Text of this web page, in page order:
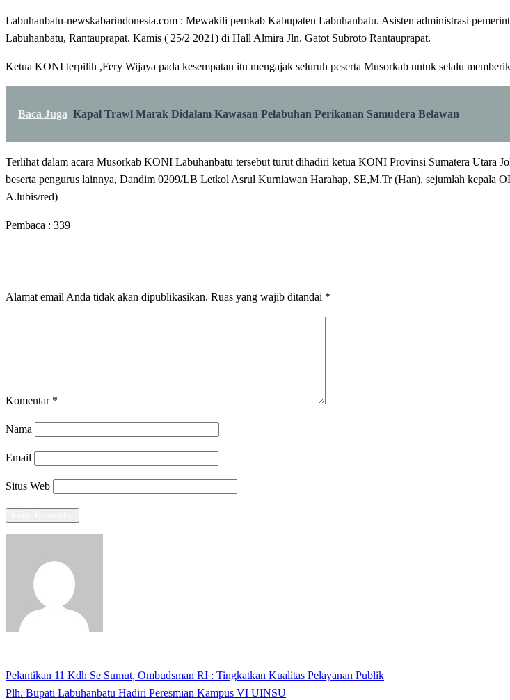
Labuhanbatu-newskabarindonesia.com : Mewakili pemkab Kabupaten Labuhanbatu. Asisten administrasi
Labuhanbatu, Rantauprapat. Kamis ( 25/2 2021) di Hall Almira Jln. Gatot Subroto Rantauprapat.
Ketua KONI terpilih ,Fery Wijaya pada kesempatan itu mengajak seluruh peserta Musorkab untuk selalu
Baca Juga Kapal Trawl Marak Didalam Kawasan Pelabuhan Perikanan Samudera Belawan
Terlihat dalam acara Musorkab KONI Labuhanbatu tersebut turut dihadiri ketua KONI Provinsi Sumatera
beserta pengurus lainnya, Dandim 0209/LB Letkol Asrul Kurniawan Harahap, SE,M.Tr (Han), sejumlah kepala
A.lubis/red)
Pembaca : 339
Alamat email Anda tidak akan dipublikasikan. Ruas yang wajib ditandai *
Komentar *
Nama
Email
Situs Web
Navigasi
Previous
Post
Pelantikan 11 Kdh Se Sumut, Ombudsman RI : Tingkatkan Kualitas Pelayanan Publik
Next
Plh. Bupati Labuhanbatu Hadiri Peresmian Kampus VI UINSU